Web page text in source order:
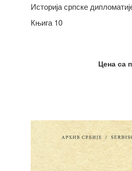
Историја српске
Књига 10
Цена са